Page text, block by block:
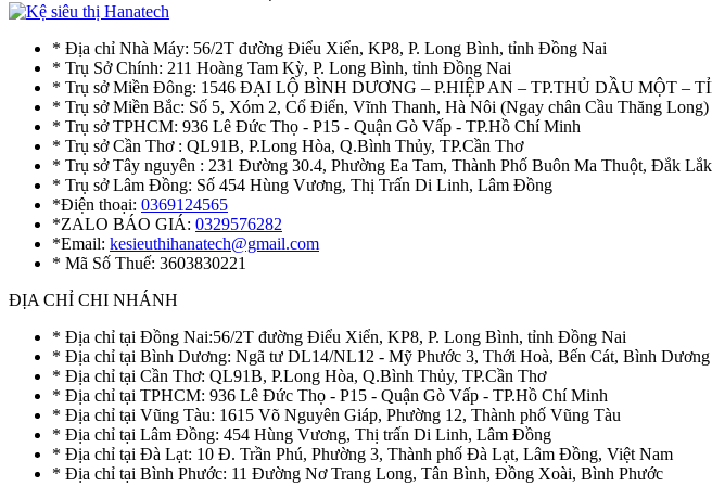
* Địa chỉ Nhà Máy: 56/2T đường Điểu Xiển, KP8, P. Long Bình, tỉnh Đồng Nai
* Trụ Sở Chính: 211 Hoàng Tam Kỳ, P. Long Bình, tỉnh Đồng Nai
* Trụ sở Miền Đông: 1546 ĐẠI LỘ BÌNH DƯƠNG – P.HIỆP AN – TP.THỦ DẦU MỘT –
* Trụ sở Miền Bắc: Số 5, Xóm 2, Cổ Điển, Vĩnh Thanh, Hà Nôi (Ngay chân Cầu Thăng Long)
* Trụ sở TPHCM: 936 Lê Đức Thọ - P15 - Quận Gò Vấp - TP.Hồ Chí Minh
* Trụ sở Cần Thơ : QL91B, P.Long Hòa, Q.Bình Thủy, TP.Cần Thơ
* Trụ sở Tây nguyên : 231 Đường 30.4, Phường Ea Tam, Thành Phố Buôn Ma Thuột, Đắk Lắk
* Trụ sở Lâm Đồng: Số 454 Hùng Vương, Thị Trấn Di Linh, Lâm Đồng
*Điện thoại: 0369124565
*ZALO BÁO GIÁ: 0329576282
*Email: kesieuthihanatech@gmail.com
* Mã Số Thuế: 3603830221
ĐỊA CHỈ CHI NHÁNH
* Địa chỉ tại Đồng Nai:56/2T đường Điểu Xiển, KP8, P. Long Bình, tỉnh Đồng Nai
* Địa chỉ tại Bình Dương: Ngã tư DL14/NL12 - Mỹ Phước 3, Thới Hoà, Bến Cát, Bình Dương
* Địa chỉ tại Cần Thơ: QL91B, P.Long Hòa, Q.Bình Thủy, TP.Cần Thơ
* Địa chỉ tại TPHCM: 936 Lê Đức Thọ - P15 - Quận Gò Vấp - TP.Hồ Chí Minh
* Địa chỉ tại Vũng Tàu: 1615 Võ Nguyên Giáp, Phường 12, Thành phố Vũng Tàu
* Địa chỉ tại Lâm Đồng: 454 Hùng Vương, Thị trấn Di Linh, Lâm Đồng
* Địa chỉ tại Đà Lạt: 10 Đ. Trần Phú, Phường 3, Thành phố Đà Lạt, Lâm Đồng, Việt Nam
* Địa chỉ tại Bình Phước: 11 Đường Nơ Trang Long, Tân Bình, Đồng Xoài, Bình Phước